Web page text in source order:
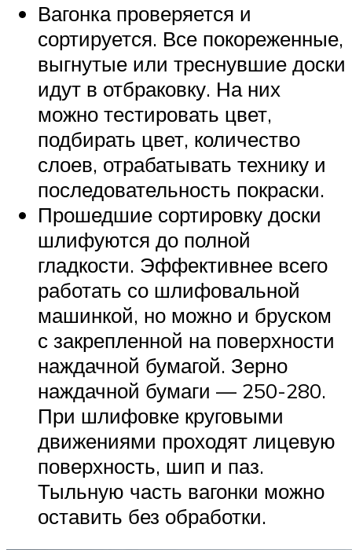
Вагонка проверяется и
сортируется. Все покореженные,
выгнутые или треснувшие доски
идут в отбраковку. На них
можно тестировать цвет,
подбирать цвет, количество
слоев, отрабатывать технику и
последовательность покраски.
Прошедшие сортировку доски
шлифуются до полной
гладкости. Эффективнее всего
работать со шлифовальной
машинкой, но можно и бруском
с закрепленной на поверхности
наждачной бумагой. Зерно
наждачной бумаги — 250-280.
При шлифовке круговыми
движениями проходят лицевую
поверхность, шип и паз.
Тыльную часть вагонки можно
оставить без обработки.